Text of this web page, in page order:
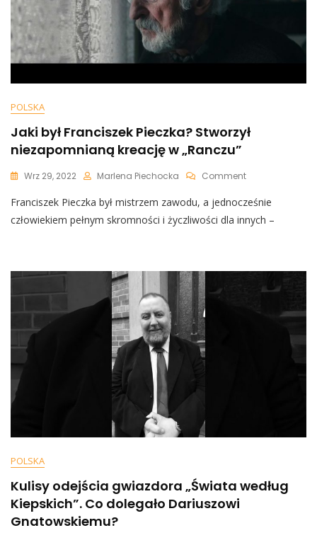
POLSKA
Jaki był Franciszek Pieczka? Stworzył
niezapomnianą kreację w „Ranczu”
Wrz 29, 2022 Marlena Piechocka CommentOn
Był
Franciszek
Pieczka?
Kreację
Franciszek Pieczka był mistrzem zawodu, a jednocześnie
człowiekiem pełnym skromności i życzliwości dla innych –
POLSKA
Kulisy odejścia gwiazdora „Świata według
Kiepskich”. Co dolegało Dariuszowi
Gnatowskiemu?